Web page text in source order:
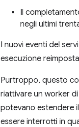
Il
negli ultimi
I nuovi eventi del
esecuzione
Purtroppo, questo
riattivare un worker
potevano estendere
essere interrotti in